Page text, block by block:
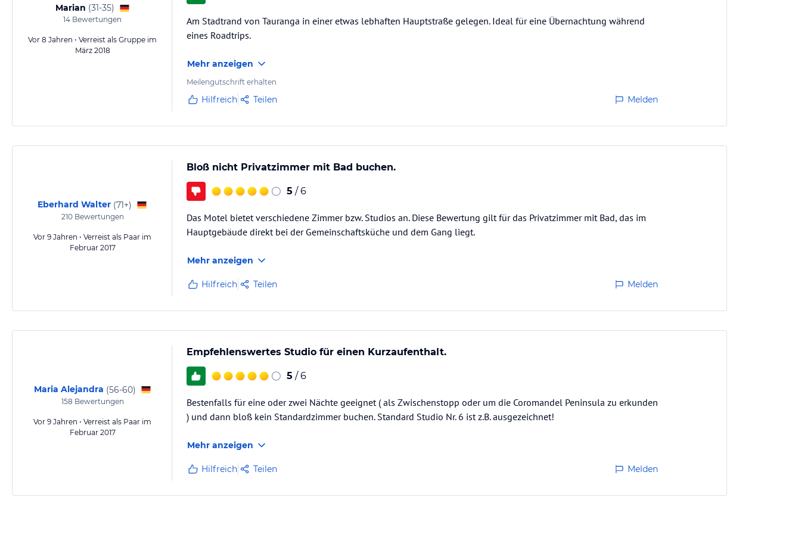
Marian (31-35)
14 Bewertungen
Vor 8 Jahren • Verreist als Gruppe im
März 2018
Am Stadtrand von Tauranga in einer etwas lebhaften Hauptstraße gelegen. Ideal für eine Übernachtung während
eines Roadtrips.
Mehr anzeigen
Meilengutschrift erhalten
Hilfreich Teilen Melden
Eberhard Walter (71+)
210Bewertungen
Vor 9 Jahren • Verreist als Paar im
Februar 2017
Bloß nicht Privatzimmer mit Bad buchen.
5 / 6
Das Motel bietet verschiedene Zimmer bzw. Studios an. Diese Bewertung gilt für das Privatzimmer mit Bad, das im
Hauptgebäude direkt bei der Gemeinschaftsküche und dem Gang liegt.
Mehr anzeigen
Hilfreich Teilen Melden
Maria Alejandra (56-60)
158 Bewertungen
Vor 9 Jahren • Verreist als Paar im
Februar 2017
Empfehlenswertes Studio für einen Kurzaufenthalt.
5 / 6
Bestenfalls für eine oder zwei Nächte geeignet ( als Zwischenstopp oder um die Coromandel Peninsula zu erkunden
) und dann bloß kein Standardzimmer buchen. Standard Studio Nr. 6 ist z.B. ausgezeichnet!
Mehr anzeigen
Hilfreich Teilen Melden